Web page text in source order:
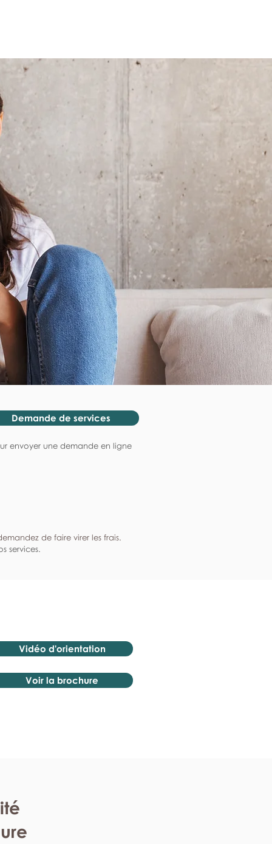
Demande de services
envoyer une demande en ligne
de faire virer les frais.
services.
Vidéo d'orientation
Voir la brochure